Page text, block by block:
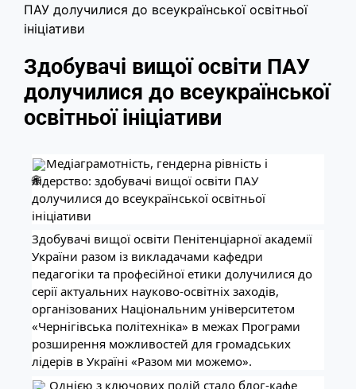
ПАУ долучилися до всеукраїнської освітньої
ініціативи
Здобувачі вищої освіти ПАУ
долучилися до всеукраїнської
освітньої ініціативи
Медіаграмотність, гендерна рівність і
лідерство: здобувачі вищої освіти ПАУ
долучилися до всеукраїнської освітньої
ініціативи
Здобувачі вищої освіти Пенітенціарної академії
України разом із викладачами кафедри
педагогіки та професійної етики долучилися до
серії актуальних науково-освітніх заходів,
організованих Національним університетом
«Чернігівська політехніка» в межах Програми
розширення можливостей для громадських
лідерів в Україні «Разом ми можемо».
Однією з ключових подій стало блог-кафе